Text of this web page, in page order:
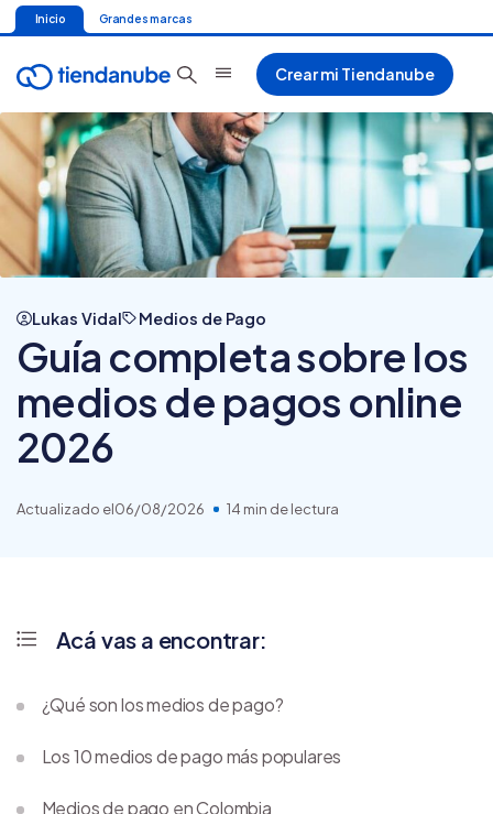
Inicio Grandes marcas
Crear mi Tiendanube
Lukas Vidal Medios de Pago
Guía completa sobre los
medios de pagos online
2026
Actualizado el06/08/2026 14 min de lectura
Acá vas a encontrar:
¿Qué son los medios de pago?
Los 10 medios de pago más populares
Medios de pago en Colombia